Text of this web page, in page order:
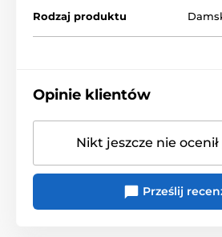
Rodzaj produktu
Opinie klientów
Nikt jeszcze nie
Prześlij